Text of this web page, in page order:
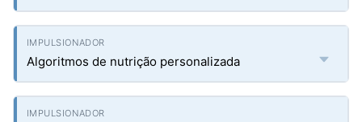
Algoritmos de nutrição personalizada